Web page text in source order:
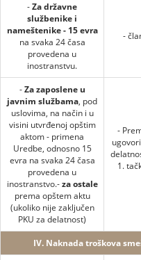
-Za državne
službenike i
nameštenike - 15 evra
na svaka 24 časa
provedena u
inostranstvu.
-
-Za zaposlene u
javnim službama, pod
uslovima, na način i u
visini utvrđenoj opštim
aktom - primena
Uredbe, odnosno 15
evra na svaka 24 časa
provedena u
inostranstvo.-za ostale
prema opštem aktu
(ukoliko nije zaključen
PKU za delatnost)
-
1.
IV. Naknada troškova